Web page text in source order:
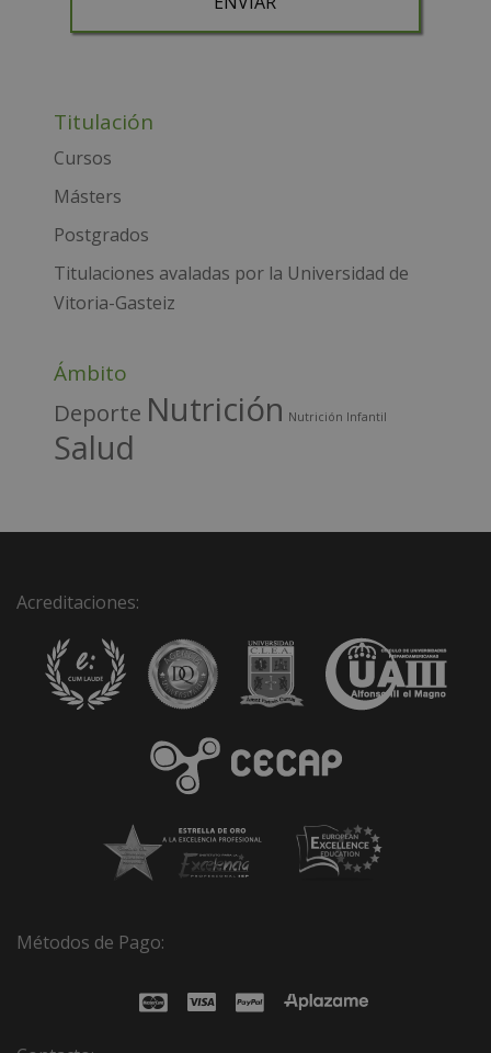
Para más información consulte nuestra Política de
Privacidad.
Desea recibir información comercial (vía telefónica y/o
t
e
r
a
t
i
Titulación
Cursos
Másters
Postgrados
Titulaciones avaladas por la Universidad de
Vitoria-Gasteiz
Ámbito
Deporte Nutrición Nutrición Infantil
Salud
Acreditaciones:
Métodos de Pago: